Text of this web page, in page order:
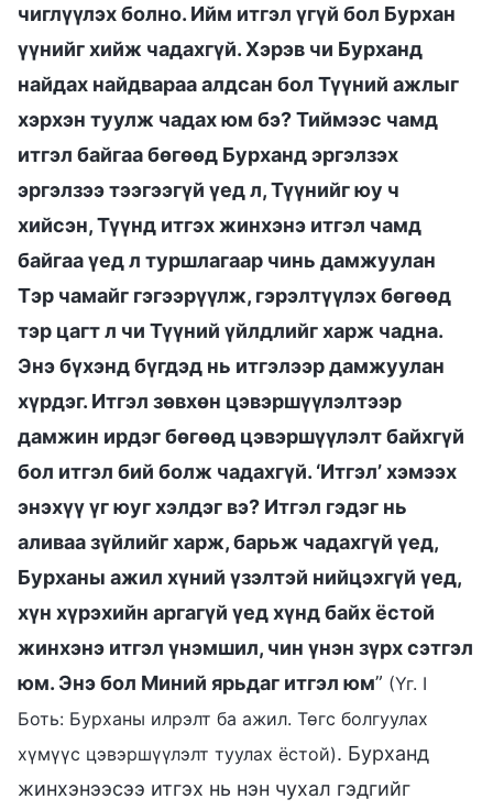
чиглүүлэх болно. Ийм итгэл үгүй бол Бурхан
үүнийг хийж чадахгүй. Хэрэв чи Бурханд
найдах найдвараа алдсан бол Түүний ажлыг
хэрхэн туулж чадах юм бэ? Тиймээс чамд
итгэл байгаа бөгөөд Бурханд эргэлзэх
эргэлзээ тээгээгүй үед л, Түүнийг юу ч
хийсэн, Түүнд итгэх жинхэнэ итгэл чамд
байгаа үед л туршлагаар чинь дамжуулан
Тэр чамайг гэгээрүүлж, гэрэлтүүлэх бөгөөд
тэр цагт л чи Түүний үйлдлийг харж чадна.
Энэ бүхэнд бүгдэд нь итгэлээр дамжуулан
хүрдэг. Итгэл зөвхөн цэвэршүүлэлтээр
дамжин ирдэг бөгөөд цэвэршүүлэлт байхгүй
бол итгэл бий болж чадахгүй. ‘Итгэл’ хэмээх
энэхүү үг юуг хэлдэг вэ? Итгэл гэдэг нь
аливаа зүйлийг харж, барьж чадахгүй үед,
Бурханы ажил хүний үзэлтэй нийцэхгүй үед,
хүн хүрэхийн аргагүй үед хүнд байх ёстой
жинхэнэ итгэл үнэмшил, чин үнэн зүрх сэтгэл
юм. Энэ бол Миний ярьдаг итгэл юм” (Үг. I
Боть: Бурханы илрэлт ба ажил. Төгс болгуулах
хүмүүс цэвэршүүлэлт туулах ёстой). Бурханд
жинхэнээсээ итгэх нь нэн чухал гэдгийг